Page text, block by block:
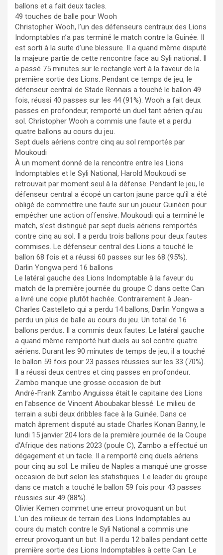
ballons et a fait deux tacles.
49 touches de balle pour Wooh
Christopher Wooh, l’un des défenseurs centraux des Lions
Indomptables n’a pas terminé le match contre la Guinée. Il
est sorti à la suite d’une blessure. Il a quand même disputé
la majeure partie de cette rencontre face au Syli national. Il
a passé 75 minutes sur le rectangle vert à la faveur de la
première sortie des Lions. Pendant ce temps de jeu, le
défenseur central de Stade Rennais a touché le ballon 49
fois, réussi 40 passes sur les 44 (91%). Wooh a fait deux
passes en profondeur, remporté un duel tant aérien qu’au
sol. Christopher Wooh a commis une faute et a perdu
quatre ballons au cours du jeu.
Sept duels aériens contre cinq au sol remportés par
Moukoudi
À un moment donné de la rencontre entre les Lions
Indomptables et le Syli National, Harold Moukoudi se
retrouvait par moment seul à la défense. Pendant le jeu, le
défenseur central a écopé un carton jaune parce qu’il a été
obligé de commettre une faute sur un joueur Guinéen pour
empêcher une action offensive. Moukoudi qui a terminé le
match, s’est distingué par sept duels aériens remportés
contre cinq au sol. Il a perdu trois ballons pour deux fautes
commises. Le défenseur central des Lions a touché le
ballon 68 fois et a réussi 60 passes sur les 68 (95%).
Darlin Yongwa perd 16 ballons
Le latéral gauche des Lions Indomptable à la faveur du
match de la première journée du groupe C dans cette Can
a livré une copie plutôt hachée. Contrairement à Jean-
Charles Castelleto qui a perdu 14 ballons, Darlin Yongwa a
perdu un plus de balle au cours du jeu. Un total de 16
ballons perdus. Il a commis deux fautes. Le latéral gauche
a quand même remporté huit duels au sol contre quatre
aériens. Durant les 90 minutes de temps de jeu, il a touché
le ballon 59 fois pour 23 passes réussies sur les 33 (70%).
Il a réussi deux centres et cinq passes en profondeur.
Zambo manque une grosse occasion de but
André-Frank Zambo Anguissa était le capitaine des Lions
en l’absence de Vincent Aboubakar blessé. Le milieu de
terrain a subi deux dribbles face à la Guinée. Dans ce
match âprement disputé au stade Charles Konan Banny, le
lundi 15 janvier 204 lors de la première journée de la Coupe
d’Afrique des nations 2023 (poule C), Zambo a effectué un
dégagement et un tacle. Il a remporté cinq duels aériens
pour cinq au sol. Le milieu de Naples a manqué une grosse
occasion de but selon les statistiques. Le leader du groupe
dans ce match a touché le ballon 59 fois pour 43 passes
réussies sur 49 (88%).
Olivier Kemen commet une erreur provoquant un but
L’un des milieux de terrain des Lions Indomptables au
cours du match contre le Syli National a commis une
erreur provoquant un but. Il a perdu 12 balles pendant cette
première sortie des Lions Indomptables à cette Can. Le